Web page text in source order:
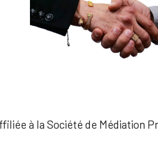
à la Société de Médiation